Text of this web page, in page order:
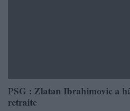
PSG : Zlatan Ibrahimovic a
retraite